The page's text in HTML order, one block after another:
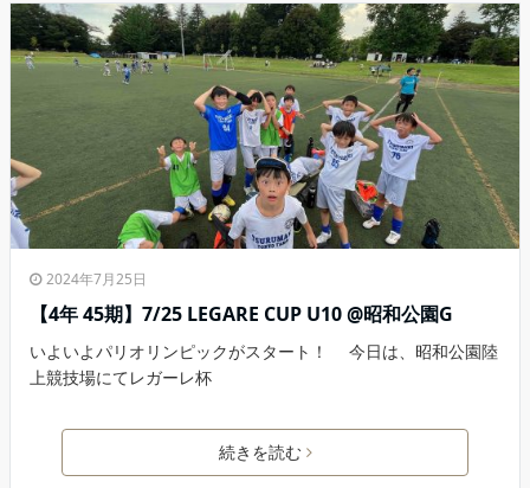
2024年7月25日
【4年 45期】7/25 LEGARE CUP U10 @昭和公園G
いよいよパリオリンピックがスタート！ 今日は、昭和公園陸
上競技場にてレガーレ杯
続きを読む